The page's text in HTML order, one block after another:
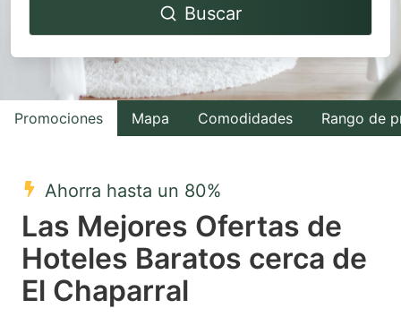
to
interact
with
the
select
a
date.
Press
to
interact
with
the
a
date.
Buscar
Promociones Mapa Comodidades Rango de
Ahorra hasta un 80%
Las Mejores Ofertas de
Hoteles Baratos cerca de
El Chaparral